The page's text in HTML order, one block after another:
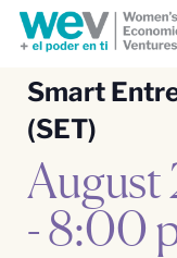
Smart
(SET)
August
-8:00